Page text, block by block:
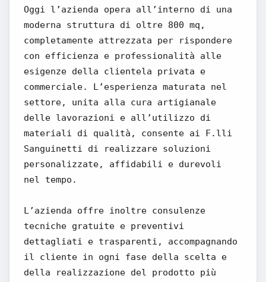
Oggi l’azienda opera all’interno di una
moderna struttura di oltre 800 mq,
completamente attrezzata per rispondere
con efficienza e professionalità alle
esigenze della clientela privata e
commerciale. L’esperienza maturata nel
settore, unita alla cura artigianale
delle lavorazioni e all’utilizzo di
materiali di qualità, consente ai F.lli
Sanguinetti di realizzare soluzioni
personalizzate, affidabili e durevoli
nel tempo.
L’azienda offre inoltre consulenze
tecniche gratuite e preventivi
dettagliati e trasparenti, accompagnando
il cliente in ogni fase della scelta e
della realizzazione del prodotto più